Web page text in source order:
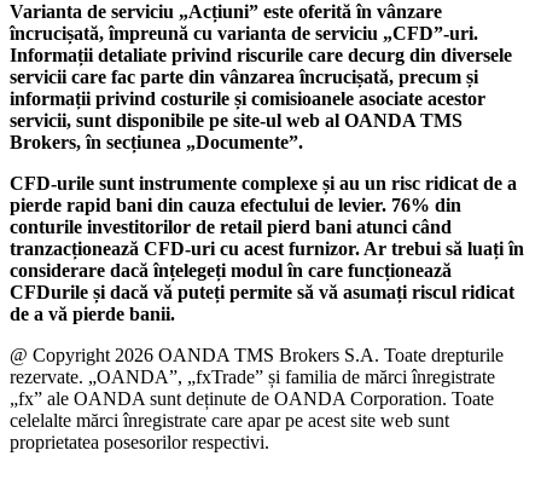
Varianta de serviciu „Acțiuni” este oferită în vânzare
încrucișată, împreună cu varianta de serviciu „CFD”-uri.
Informații detaliate privind riscurile care decurg din diversele
servicii care fac parte din vânzarea încrucișată, precum și
informații privind costurile și comisioanele asociate acestor
servicii, sunt disponibile pe site-ul web al OANDA TMS
Brokers, în secțiunea „Documente”.
CFD-urile sunt instrumente complexe și au un risc ridicat de a
pierde rapid bani din cauza efectului de levier. 76% din
conturile investitorilor de retail pierd bani atunci când
tranzacționează CFD-uri cu acest furnizor. Ar trebui să luați în
considerare dacă înțelegeți modul în care funcționează
CFDurile și dacă vă puteți permite să vă asumați riscul ridicat
de a vă pierde banii.
@ Copyright 2026 OANDA TMS Brokers S.A. Toate drepturile
rezervate. „OANDA”, „fxTrade” și familia de mărci înregistrate
„fx” ale OANDA sunt deținute de OANDA Corporation. Toate
celelalte mărci înregistrate care apar pe acest site web sunt
proprietatea posesorilor respectivi.